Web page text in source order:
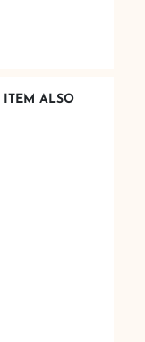
ITEM ALSO